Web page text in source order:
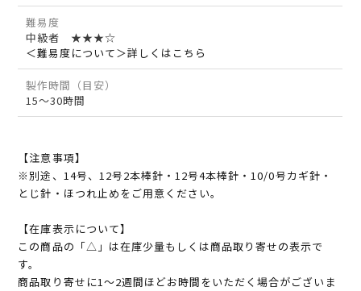
難易度
中級者 ★★★☆
＜難易度について＞詳しくはこちら
製作時間（目安）
15～30時間
【注意事項】
※別途、14号、12号2本棒針・12号4本棒針・10/0号カギ針・
とじ針・ほつれ止めをご用意ください。
【在庫表示について】
この商品の「△」は在庫少量もしくは商品取り寄せの表示で
す。
商品取り寄せに1～2週間ほどお時間をいただく場合がございま